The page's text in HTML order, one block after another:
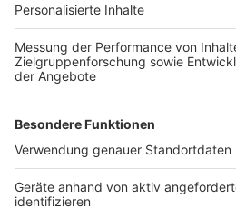
Ihre Baufirma auf bauen.de
Kostenloses Infogespräch